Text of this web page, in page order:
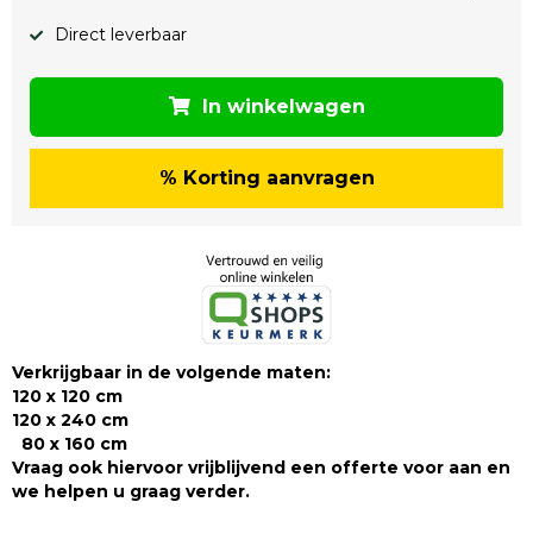
Direct leverbaar
In winkelwagen
% Korting aanvragen
Verkrijgbaar in de volgende maten:
120 x 120 cm
120 x 240 cm
80 x 160 cm
Vraag ook hiervoor vrijblijvend een offerte voor aan en
we helpen u graag verder.